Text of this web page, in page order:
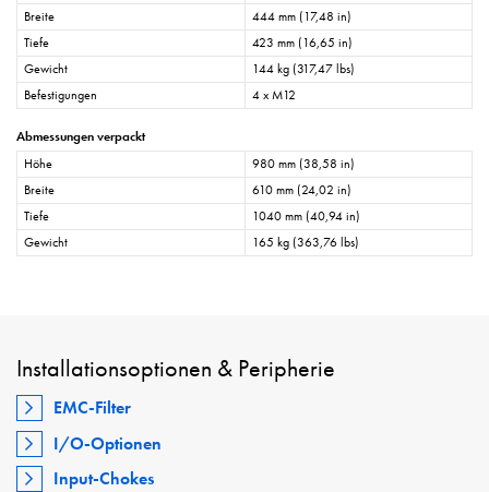
Breite
444 mm (17,48 in)
Tiefe
423 mm (16,65 in)
Gewicht
144 kg (317,47 lbs)
Befestigungen
4 x M12
Abmessungen verpackt
Höhe
980 mm (38,58 in)
Breite
610 mm (24,02 in)
Tiefe
1040 mm (40,94 in)
Gewicht
165 kg (363,76 lbs)
Installationsoptionen & Peripherie
EMC-Filter
I/O-Optionen
Input-Chokes